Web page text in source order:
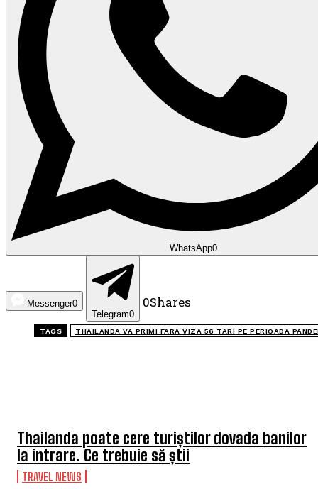
Thailanda poate cere turiștilor dovada banilor
la intrare. Ce trebuie să știi
TRAVEL NEWS
WhatsApp0
Messenger0
Telegram0
0Shares
TAGS THAILANDA VA PRIMI FARA VIZA 56 TARI PE PERIOADA